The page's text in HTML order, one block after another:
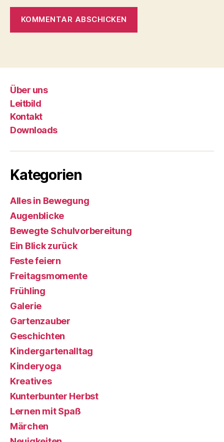
Über uns
Leitbild
Kontakt
Downloads
Kategorien
Alles in Bewegung
Augenblicke
Bewegte Schulvorbereitung
Ein Blick zurück
Feste feiern
Freitagsmomente
Frühling
Galerie
Gartenzauber
Geschichten
Kindergartenalltag
Kinderyoga
Kreatives
Kunterbunter Herbst
Lernen mit Spaß
Märchen